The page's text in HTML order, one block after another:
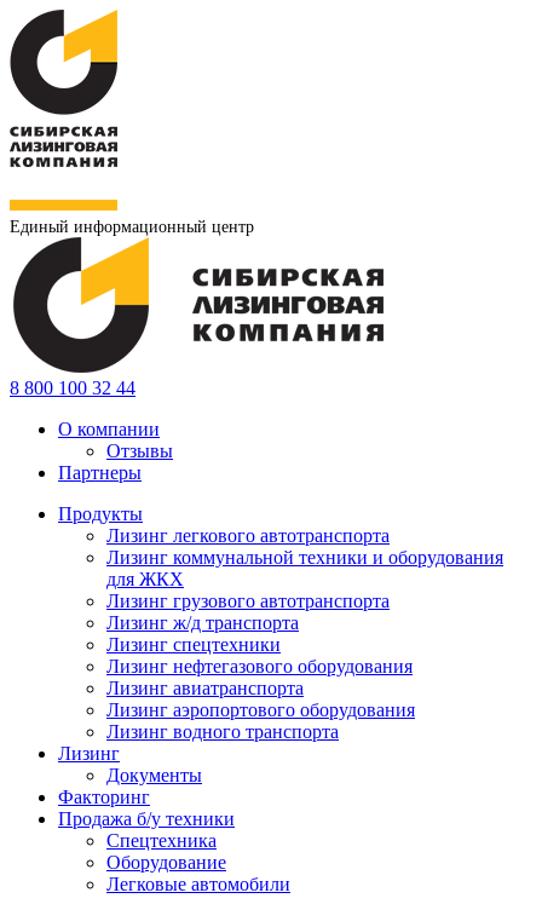
Единый информационный центр
8 800 100 32 44
О компании
Отзывы
Партнеры
Продукты
Лизинг легкового автотранспорта
Лизинг коммунальной техники и оборудования
для ЖКХ
Лизинг грузового автотранспорта
Лизинг ж/д транспорта
Лизинг спецтехники
Лизинг нефтегазового оборудования
Лизинг авиатранспорта
Лизинг аэропортового оборудования
Лизинг водного транспорта
Лизинг
Документы
Факторинг
Продажа б/у техники
Спецтехника
Оборудование
Легковые автомобили